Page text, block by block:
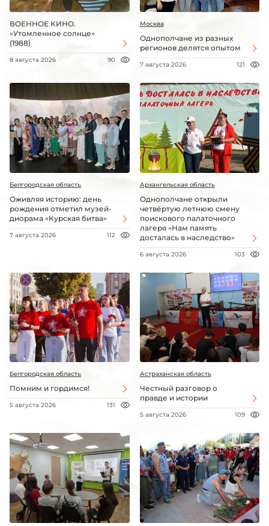
ВОЕННОЕ КИНО.
«Утомленное солнце»
(1988)
8 августа 2026 90
Москва
Однополчане из разных
регионов делятся опытом
7 августа 2026 121
Белгородская область
Оживляя историю: день
рождения отметил музей-
диорама «Курская битва»
7 августа 2026 112
Архангельская область
Однополчане открыли
четвёртую летнюю смену
поискового палаточного
лагеря «Нам память
досталась в наследство»
6 августа 2026 103
Белгородская область
Помним и гордимся!
5 августа 2026 131
Астраханская область
Честный разговор о
правде и истории
5 августа 2026 109